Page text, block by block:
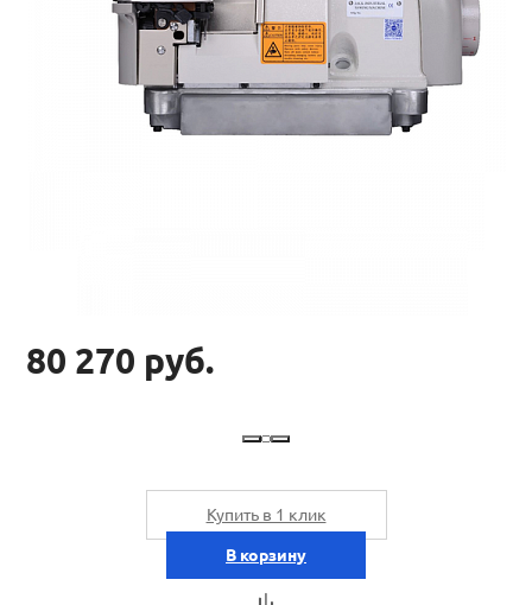
80 270 руб.
Купить в 1 клик
В корзину